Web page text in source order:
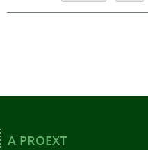
A PROEXT